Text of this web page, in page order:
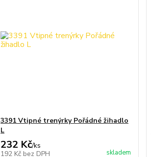
3391 Vtipné trenýrky Pořádné žihadlo
L
232 Kč/ks
192 Kč bez DPH skladem